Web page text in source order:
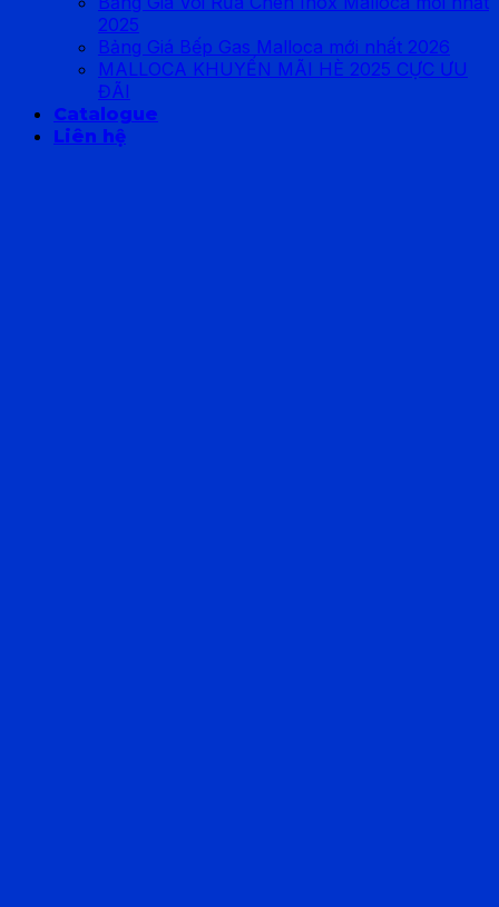
2025
Bảng Giá Bếp Gas Malloca mới nhất 2026
MALLOCA KHUYẾN MÃI HÈ 2025 CỰC ƯU
ĐÃI
Catalogue
Liên hệ